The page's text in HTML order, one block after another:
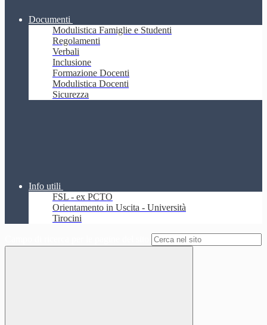
Documenti
Modulistica Famiglie e Studenti
Regolamenti
Verbali
Inclusione
Formazione Docenti
Modulistica Docenti
Sicurezza
Info utili
FSL - ex PCTO
Orientamento in Uscita - Università
Tirocini